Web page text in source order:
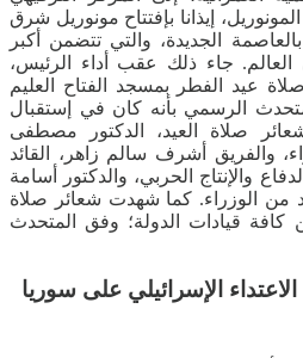
إيذانا بإفتتاح مونوريل شرق
الجديدة، والتي تتضمن أكبر
جاء ذلك عقب أداء الرئيس،
عيد الفطر بمسجد الفتاح العليم
الرسمي بأنه كان في إستقبال
صلاة العيد، الدكتور مصطفى
والفريق أشرف سالم زاهر، القائد
والإنتاج الحربي، والدكتور أسامة
من الوزراء. كما شهدت شعائر صلاة
قيادات الدولة؛ وفق المتحدث
الإسرائيلي على سوريا